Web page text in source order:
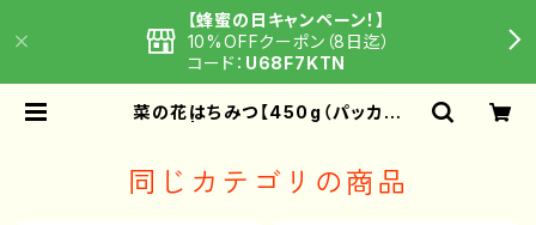
【蜂蜜の日キャンペーン！】
10%OFFクーポン（8日迄）
コード： U68F7KTN
菜の花はちみつ【450g（パッカー
同じカテゴリの商品